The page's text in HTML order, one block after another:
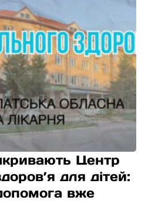
Центр
для дітей:
вже